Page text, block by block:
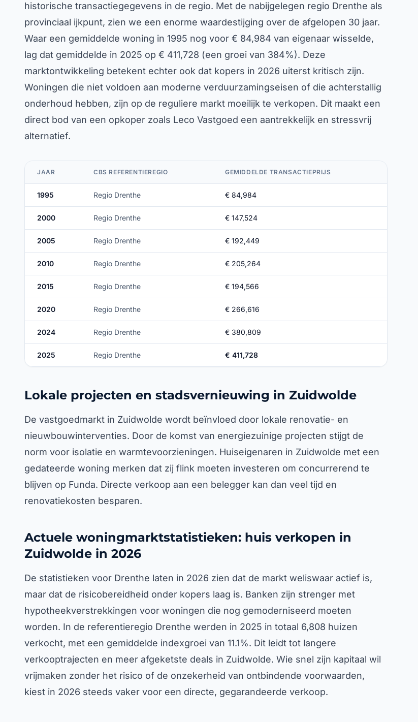
historische transactiegegevens in de regio. Met de nabijgelegen regio Drenthe als
provinciaal ijkpunt, zien we een enorme waardestijging over de afgelopen 30 jaar.
Waar een gemiddelde woning in 1995 nog voor € 84,984 van eigenaar wisselde,
lag dat gemiddelde in 2025 op € 411,728 (een groei van 384%). Deze
marktontwikkeling betekent echter ook dat kopers in 2026 uiterst kritisch zijn.
Woningen die niet voldoen aan moderne verduurzamingseisen of die achterstallig
onderhoud hebben, zijn op de reguliere markt moeilijk te verkopen. Dit maakt een
direct bod van een opkoper zoals Leco Vastgoed een aantrekkelijk en stressvrij
alternatief.
JAAR CBS REFERENTIEREGIO GEMIDDELDE TRANSACTIEPRIJS
1995 Regio Drenthe € 84,984
2000 Regio Drenthe € 147,524
2005 Regio Drenthe € 192,449
2010 Regio Drenthe € 205,264
2015 Regio Drenthe € 194,566
2020 Regio Drenthe € 266,616
2024 Regio Drenthe € 380,809
2025 Regio Drenthe € 411,728
Lokale projecten en stadsvernieuwing in Zuidwolde
De vastgoedmarkt in Zuidwolde wordt beïnvloed door lokale renovatie- en
nieuwbouwinterventies. Door de komst van energiezuinige projecten stijgt de
norm voor isolatie en warmtevoorzieningen. Huiseigenaren in Zuidwolde met een
gedateerde woning merken dat zij flink moeten investeren om concurrerend te
blijven op Funda. Directe verkoop aan een belegger kan dan veel tijd en
renovatiekosten besparen.
Actuele woningmarktstatistieken: huis verkopen in
Zuidwolde in 2026
De statistieken voor Drenthe laten in 2026 zien dat de markt weliswaar actief is,
maar dat de risicobereidheid onder kopers laag is. Banken zijn strenger met
hypotheekverstrekkingen voor woningen die nog gemoderniseerd moeten
worden. In de referentieregio Drenthe werden in 2025 in totaal 6,808 huizen
verkocht, met een gemiddelde indexgroei van 11.1%. Dit leidt tot langere
verkooptrajecten en meer afgeketste deals in Zuidwolde. Wie snel zijn kapitaal wil
vrijmaken zonder het risico of de onzekerheid van ontbindende voorwaarden,
kiest in 2026 steeds vaker voor een directe, gegarandeerde verkoop.